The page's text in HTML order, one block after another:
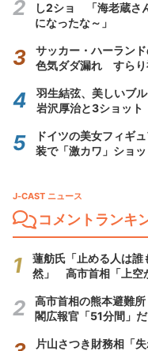
し2ショ 「海老蔵さ
になったな～」
サッカー・ハーラン
色気ダダ漏れ すらり
羽生結弦、美しいブ
岩沢厚治と3ショッ
ドイツの美女フィギ
装で「激カワ」ショ
J-CAST ニュース
コメントランキ
蓮舫氏「止める人は誰
然」 高市首相「上空
高市首相の熊本避難
閣広報官「51分間」
片山さつき財務相「